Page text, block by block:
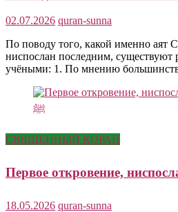
02.07.2026 quran-sunna
По поводу того, какой именно аят
ниспослан последним, существуют
учёными: 1. По мнению
СВЯЩЕННЫЙ КОРАН
18.05.2026 quran-sunna